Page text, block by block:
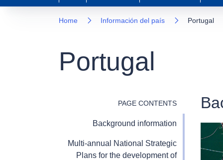
Home Información del país Portugal
Portugal
PAGE CONTENTS
Background information
Multi-annual National Strategic
Plans for the development of